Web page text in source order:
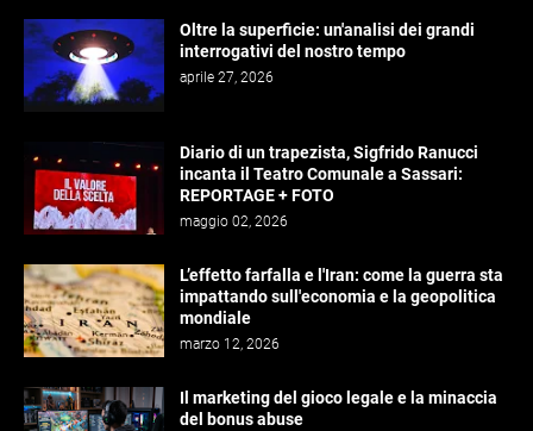
Oltre la superficie: un'analisi dei grandi
interrogativi del nostro tempo
aprile 27, 2026
Diario di un trapezista, Sigfrido Ranucci
incanta il Teatro Comunale a Sassari:
REPORTAGE + FOTO
maggio 02, 2026
L’effetto farfalla e l'Iran: come la guerra sta
impattando sull'economia e la geopolitica
mondiale
marzo 12, 2026
Il marketing del gioco legale e la minaccia
del bonus abuse